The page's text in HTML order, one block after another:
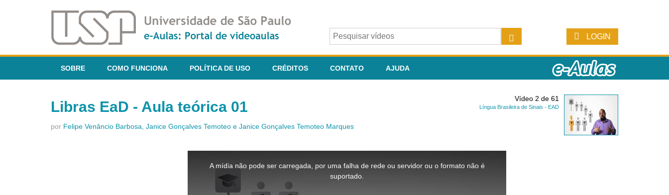
LOGIN
SOBRE COMO FUNCIONA POLÍTICA DE USO CRÉDITOS CONTATO AJUDA
Vídeo 2 de 61
Língua Brasileira de Sinais - EAD
Libras EaD - Aula teórica 01
por Felipe Venâncio Barbosa, Janice Gonçalves Temoteo e Janice Gonçalves Temoteo Marques
A mídia não pode ser carregada, por uma falha de rede ou servidor ou o formato não é
suportado.